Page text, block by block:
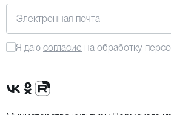
Электронная почта
Я даю согласие на обработку